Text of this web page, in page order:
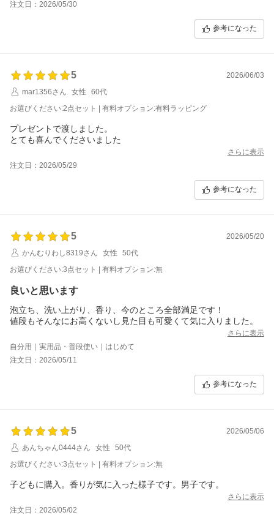
注文日：2026/05/30
参考になった
5
2026/06/03
mar1356さん
女性
60代
お選びください:2点セット | 有料オプション:有料ラッピング
プレゼントで渡しました。
とても喜んでくださいました
さらに表示
注文日：2026/05/29
参考になった
5
2026/05/20
かんむりわし8319さん
女性
50代
お選びください:3点セット | 有料オプション:無
良いと思います
泡立ち、洗い上がり、香り、今のところ全部満足です！
値段もそんなにお高くないし見た目も可愛くて気に入りました。
さらに表示
自分用｜実用品・普段使い｜はじめて
注文日：2026/05/11
参考になった
5
2026/05/06
あんちゃん0444さん
女性
50代
お選びください:3点セット | 有料オプション:無
子どもに購入。香りが気に入った様子です。男子です。
さらに表示
注文日：2026/05/02